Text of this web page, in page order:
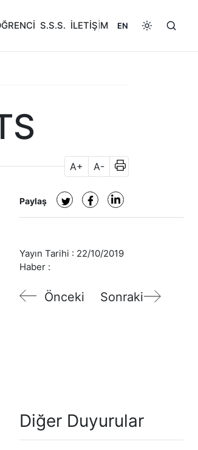
S.S.S. İLETİŞİM EN
A+ A-
Paylaş
Yayın Tarihi : 22/10/2019
Haber :
Önceki Sonraki
Diğer Duyurular